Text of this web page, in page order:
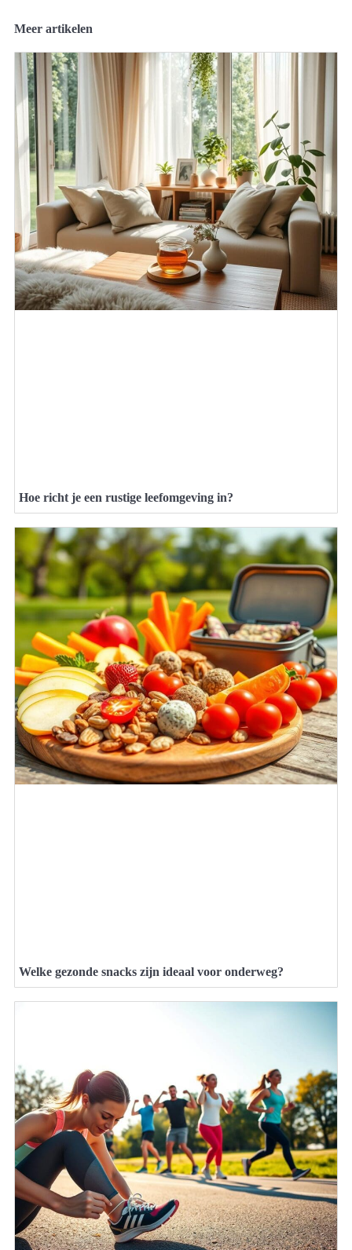
Meer artikelen
Hoe richt je een rustige leefomgeving in?
Welke gezonde snacks zijn ideaal voor onderweg?